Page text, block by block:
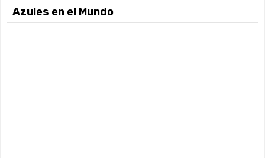
Azules en el Mundo